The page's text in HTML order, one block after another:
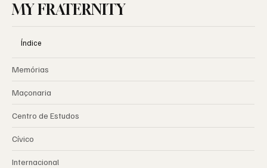
MY FRATERNITY
Índice
Memórias
Maçonaria
Centro de Estudos
Cívico
Internacional